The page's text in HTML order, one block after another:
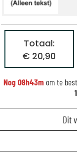
Totaal:
€ 20,90
Nog08h43mom te
Dit